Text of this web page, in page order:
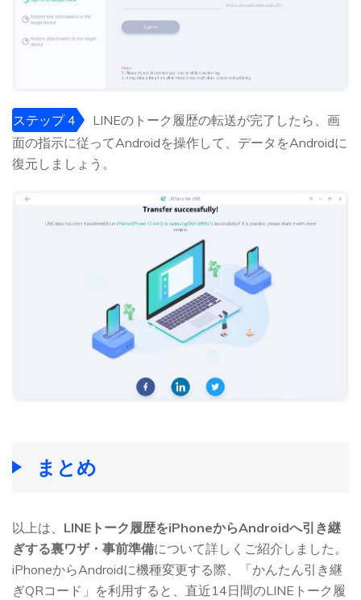
ステップ 4
LINEのトーク履歴の転送が完了したら、画
面の指示に従ってAndroidを操作して、データをAndroidに
復元しましょう。
まとめ
以上は、 LINEトーク履歴をiPhoneからAndroidへ引き継
ぎする裏ワザ・事前準備について詳しくご紹介しました。
iPhoneからAndroidに機種変更する際、「かんたん引き継
ぎQRコード」を利用すると、直近14日間のLINEトーク履